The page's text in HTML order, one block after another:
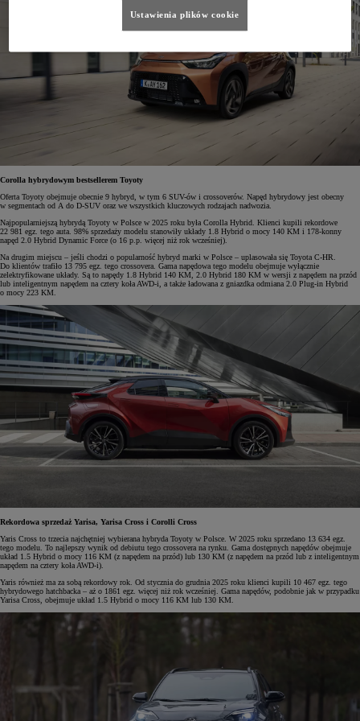
Corolla hybrydowym bestsellerem Toyoty
Oferta Toyoty obejmuje obecnie 9 hybryd, w tym 6 SUV-ów i crossoverów. Napęd hybrydowy jest obecny
w segmentach od A do D-SUV oraz we wszystkich kluczowych rodzajach nadwozia.
Najpopularniejszą hybrydą Toyoty w Polsce w 2025 roku była Corolla Hybrid. Klienci kupili rekordowe
22 981 egz. tego auta. 98% sprzedaży modelu stanowiły układy 1.8 Hybrid o mocy 140 KM i 178-konny
napęd 2.0 Hybrid Dynamic Force (o 16 p.p. więcej niż rok wcześniej).
Na drugim miejscu – jeśli chodzi o popularność hybryd marki w Polsce – uplasowała się Toyota C-HR.
Do klientów trafiło 13 795 egz. tego crossovera. Gama napędowa tego modelu obejmuje wyłącznie
zelektryfikowane układy. Są to napędy 1.8 Hybrid 140 KM, 2.0 Hybrid 180 KM w wersji z napędem na przód
lub inteligentnym napędem na cztery koła AWD-i, a także ładowana z gniazdka odmiana 2.0 Plug-in Hybrid
o mocy 223 KM.
Rekordowa sprzedaż Yarisa, Yarisa Cross i Corolli Cross
Yaris Cross to trzecia najchętniej wybierana hybryda Toyoty w Polsce. W 2025 roku sprzedano 13 634 egz.
tego modelu. To najlepszy wynik od debiutu tego crossovera na rynku. Gama dostępnych napędów obejmuje
układ 1.5 Hybrid o mocy 116 KM (z napędem na przód) lub 130 KM (z napędem na przód lub z inteligentnym
napędem na cztery koła AWD-i).
Yaris również ma za sobą rekordowy rok. Od stycznia do grudnia 2025 roku klienci kupili 10 467 egz. tego
hybrydowego hatchbacka – aż o 1861 egz. więcej niż rok wcześniej. Gama napędów, podobnie jak w przypadku
Yarisa Cross, obejmuje układ 1.5 Hybrid o mocy 116 KM lub 130 KM.
Ustawienia plików cookie